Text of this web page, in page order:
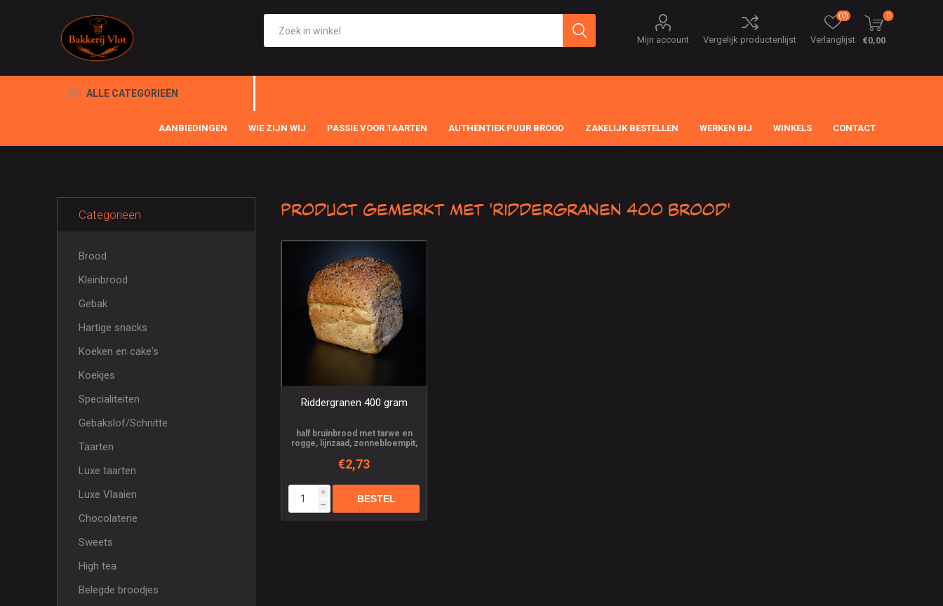
Mijn account Vergelijk productenlijst Verlanglijst
(0) 0
€0,00
ALLE CATEGORIEËN
AANBIEDINGEN WIE ZIJN WIJ PASSIE VOOR TAARTEN AUTHENTIEK PUUR BROOD ZAKELIJK BESTELLEN WERKEN BIJ WINKELS CONTACT
Product gemerkt met 'Riddergranen 400 brood'
Riddergranen 400 gram
half bruinbrood met tarwe en
rogge, lijnzaad, zonnebloempit,
€2,73
i
h
Categorieen
Brood
Kleinbrood
Gebak
Hartige snacks
Koeken en cake's
Koekjes
Specialiteiten
Gebakslof/Schnitte
Taarten
Luxe taarten
Luxe Vlaaien
Chocolaterie
Sweets
High tea
Belegde broodjes